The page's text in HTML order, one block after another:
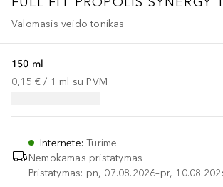
Valomasis veido tonikas
150 ml
0,15 € / 1 ml su PVM
Internete:Turime
Nemokamas pristatymas
Pristatymas: pn, 07.08.2026–pr,